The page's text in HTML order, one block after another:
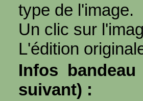
type de l'image.
Un clic sur
L'édition
Infos
suivant) :